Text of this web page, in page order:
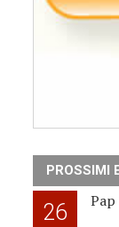
PROSSIMI
26